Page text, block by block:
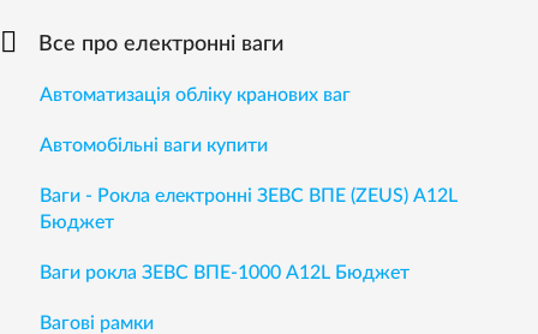
Все про електронні ваги
Автоматизація обліку кранових ваг
Автомобільні ваги купити
Ваги - Рокла електронні ЗЕВС ВПЕ (ZEUS) A12L
Бюджет
Ваги рокла ЗЕВС ВПЕ-1000 А12L Бюджет
Вагові рамки